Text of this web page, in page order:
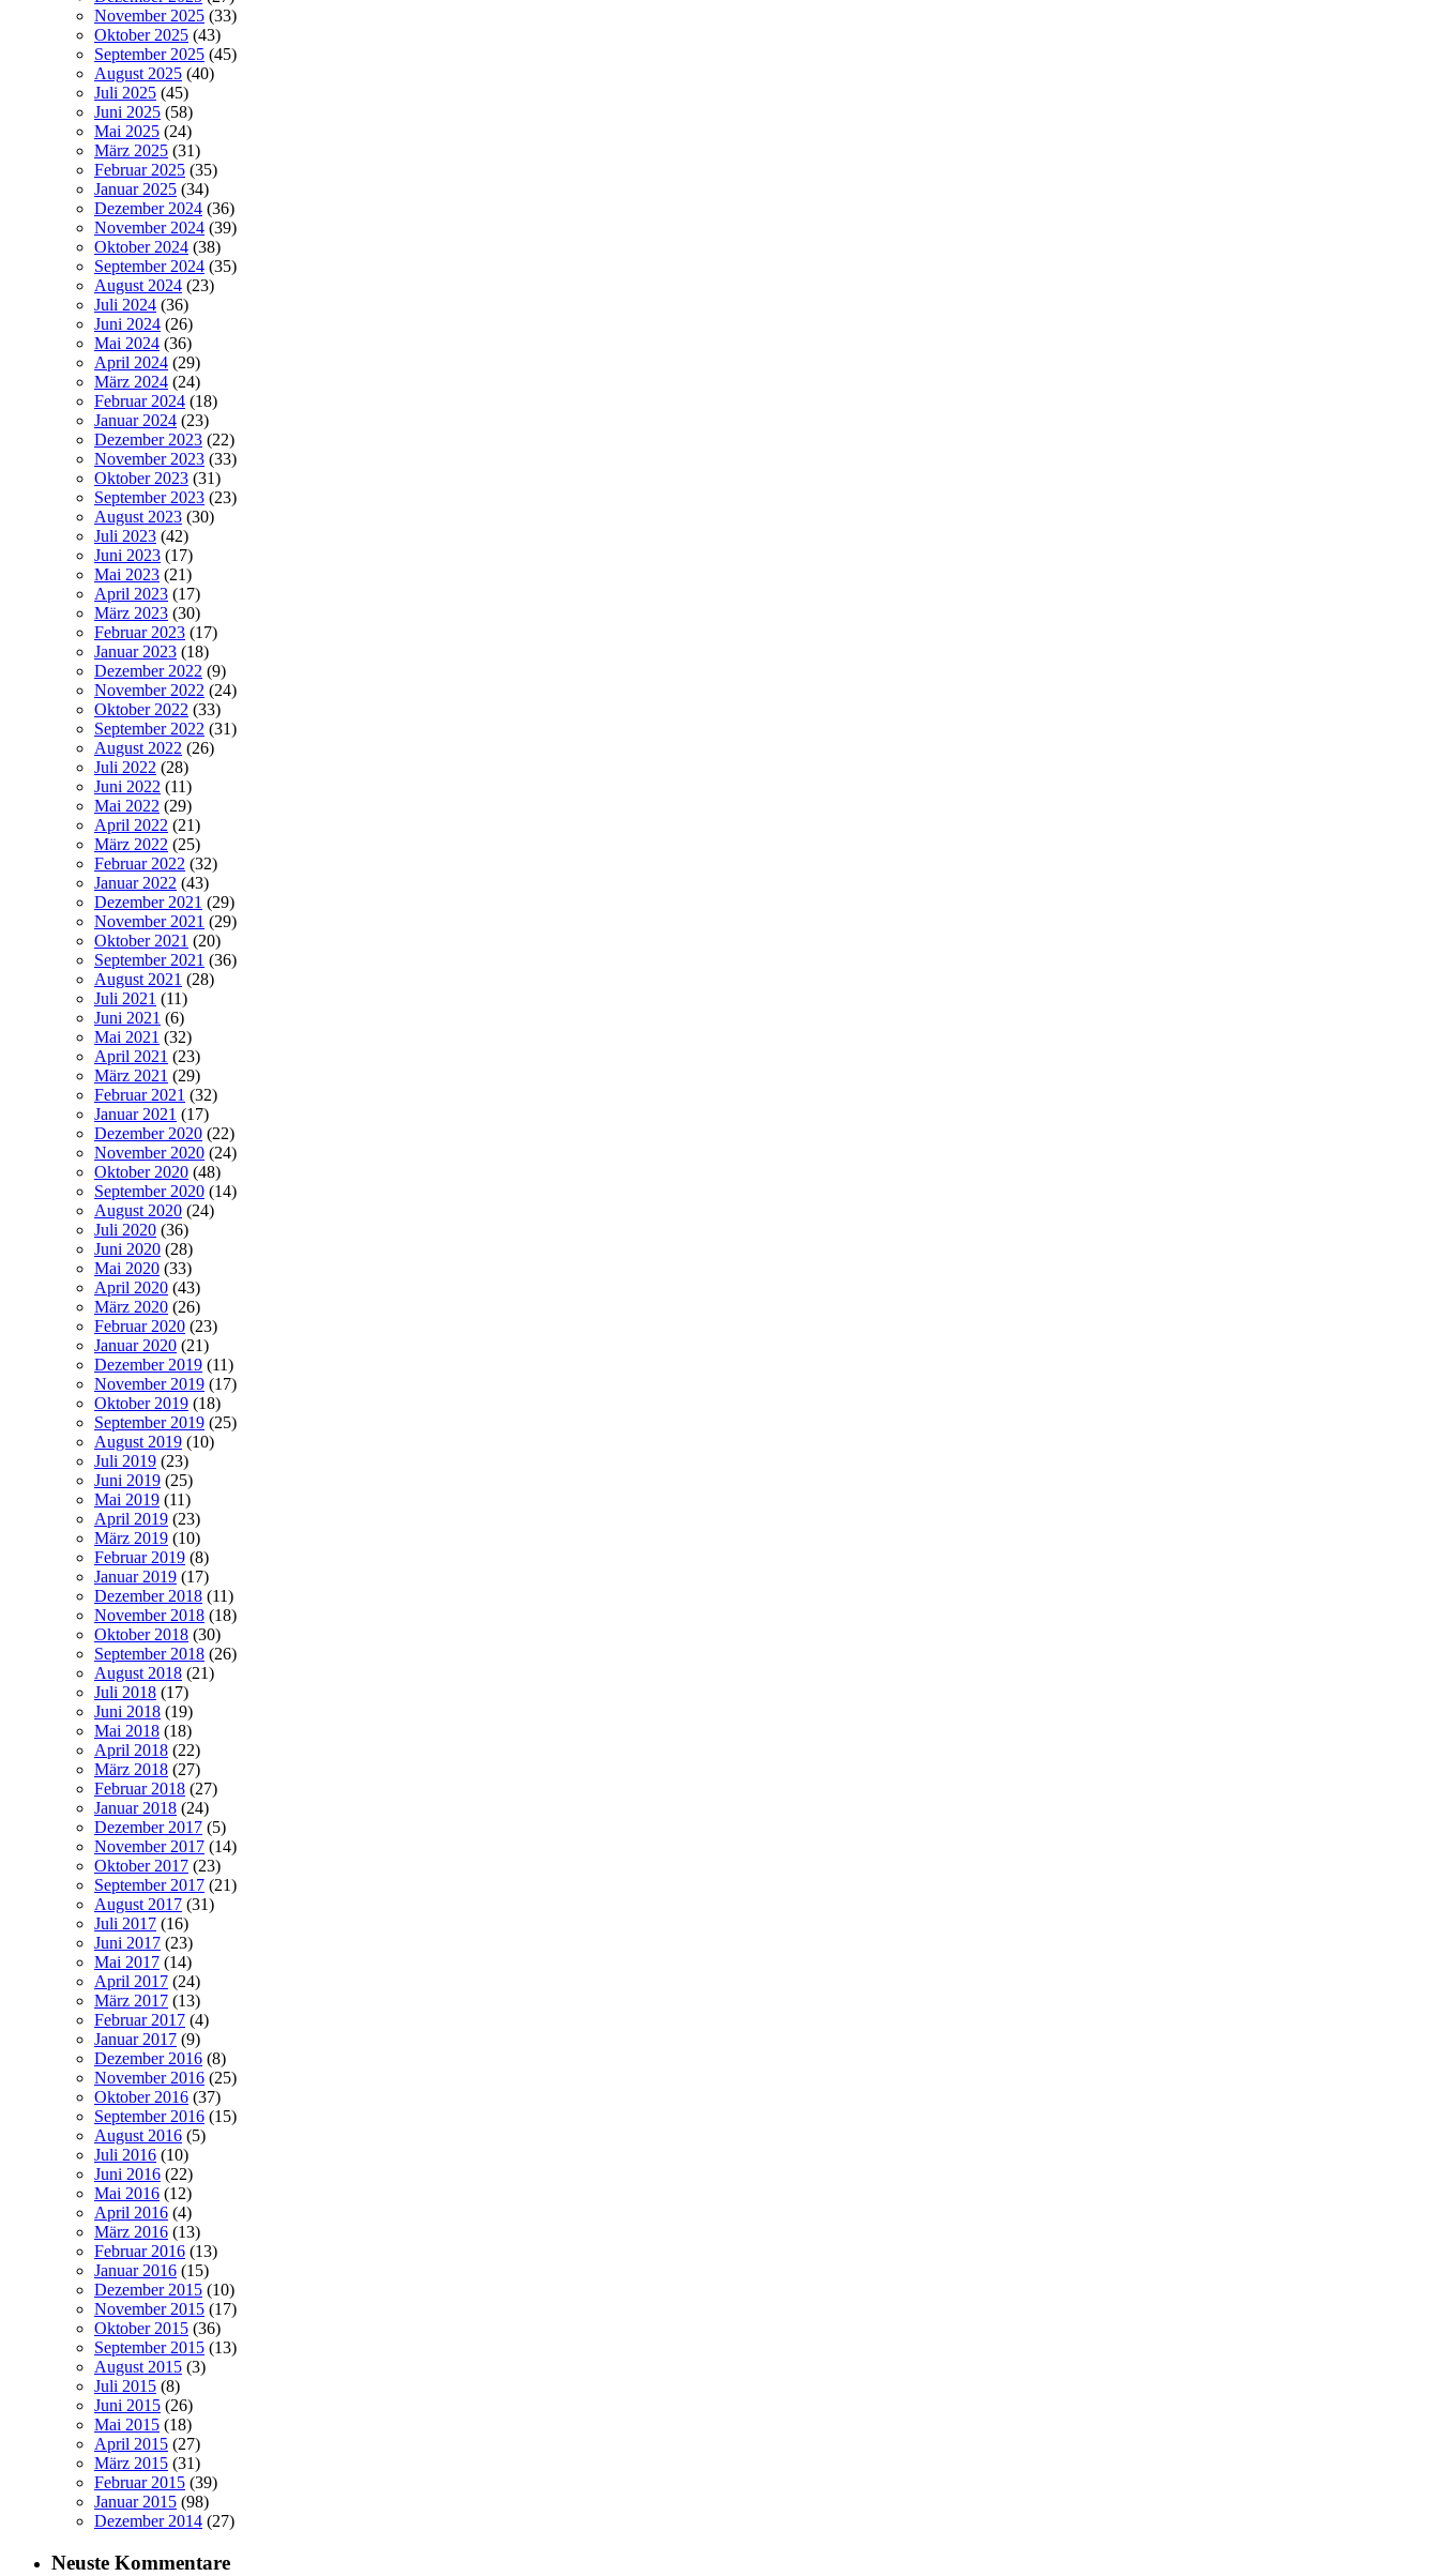
November 2025 (33)
Oktober 2025 (43)
September 2025 (45)
August 2025 (40)
Juli 2025 (45)
Juni 2025 (58)
Mai 2025 (24)
März 2025 (31)
Februar 2025 (35)
Januar 2025 (34)
Dezember 2024 (36)
November 2024 (39)
Oktober 2024 (38)
September 2024 (35)
August 2024 (23)
Juli 2024 (36)
Juni 2024 (26)
Mai 2024 (36)
April 2024 (29)
März 2024 (24)
Februar 2024 (18)
Januar 2024 (23)
Dezember 2023 (22)
November 2023 (33)
Oktober 2023 (31)
September 2023 (23)
August 2023 (30)
Juli 2023 (42)
Juni 2023 (17)
Mai 2023 (21)
April 2023 (17)
März 2023 (30)
Februar 2023 (17)
Januar 2023 (18)
Dezember 2022 (9)
November 2022 (24)
Oktober 2022 (33)
September 2022 (31)
August 2022 (26)
Juli 2022 (28)
Juni 2022 (11)
Mai 2022 (29)
April 2022 (21)
März 2022 (25)
Februar 2022 (32)
Januar 2022 (43)
Dezember 2021 (29)
November 2021 (29)
Oktober 2021 (20)
September 2021 (36)
August 2021 (28)
Juli 2021 (11)
Juni 2021 (6)
Mai 2021 (32)
April 2021 (23)
März 2021 (29)
Februar 2021 (32)
Januar 2021 (17)
Dezember 2020 (22)
November 2020 (24)
Oktober 2020 (48)
September 2020 (14)
August 2020 (24)
Juli 2020 (36)
Juni 2020 (28)
Mai 2020 (33)
April 2020 (43)
März 2020 (26)
Februar 2020 (23)
Januar 2020 (21)
Dezember 2019 (11)
November 2019 (17)
Oktober 2019 (18)
September 2019 (25)
August 2019 (10)
Juli 2019 (23)
Juni 2019 (25)
Mai 2019 (11)
April 2019 (23)
März 2019 (10)
Februar 2019 (8)
Januar 2019 (17)
Dezember 2018 (11)
November 2018 (18)
Oktober 2018 (30)
September 2018 (26)
August 2018 (21)
Juli 2018 (17)
Juni 2018 (19)
Mai 2018 (18)
April 2018 (22)
März 2018 (27)
Februar 2018 (27)
Januar 2018 (24)
Dezember 2017 (5)
November 2017 (14)
Oktober 2017 (23)
September 2017 (21)
August 2017 (31)
Juli 2017 (16)
Juni 2017 (23)
Mai 2017 (14)
April 2017 (24)
März 2017 (13)
Februar 2017 (4)
Januar 2017 (9)
Dezember 2016 (8)
November 2016 (25)
Oktober 2016 (37)
September 2016 (15)
August 2016 (5)
Juli 2016 (10)
Juni 2016 (22)
Mai 2016 (12)
April 2016 (4)
März 2016 (13)
Februar 2016 (13)
Januar 2016 (15)
Dezember 2015 (10)
November 2015 (17)
Oktober 2015 (36)
September 2015 (13)
August 2015 (3)
Juli 2015 (8)
Juni 2015 (26)
Mai 2015 (18)
April 2015 (27)
März 2015 (31)
Februar 2015 (39)
Januar 2015 (98)
Dezember 2014 (27)
Neuste Kommentare